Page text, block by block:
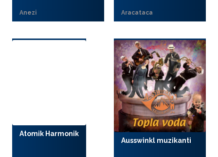
Anezi Aracataca
Atomik Harmonik
Ausswinkl muzikanti